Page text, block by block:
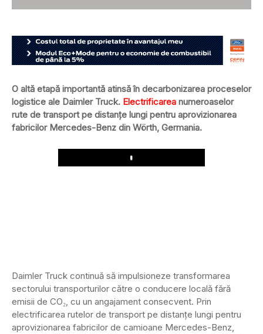
O altă etapă importantă atinsă în decarbonizarea proceselor
logistice ale Daimler Truck. Electrificarea numeroaselor
rute de transport pe distanțe lungi pentru aprovizionarea
fabricilor Mercedes-Benz din Wörth, Germania.
Play
Daimler Truck continuă să impulsioneze transformarea
sectorului transporturilor către o conducere locală fără
emisii de CO₂, cu un angajament consecvent. Prin
electrificarea rutelor de transport pe distanțe lungi pentru
aprovizionarea fabricilor de camioane Mercedes-Benz,